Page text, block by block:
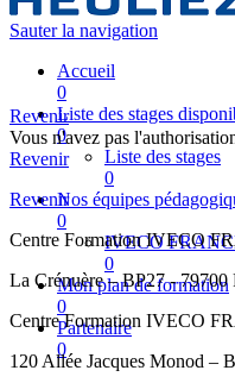
Sauter la navigation
Accueil
0
Liste des stages
0
Liste des stages
0
Nos équipes
0
IVECO
0
Mon plan de formation
0
Partenaire
0
Revenir
Vous n'avez pas
Revenir
Revenir
Centre Formation IVECO
La Crénuère – BP27 -
Centre Formation IVECO
120 Allée Jacques Monod –